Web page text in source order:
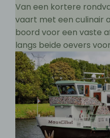
Van een kortere
vaart met een culinair
boord voor een vaste
langs beide oevers